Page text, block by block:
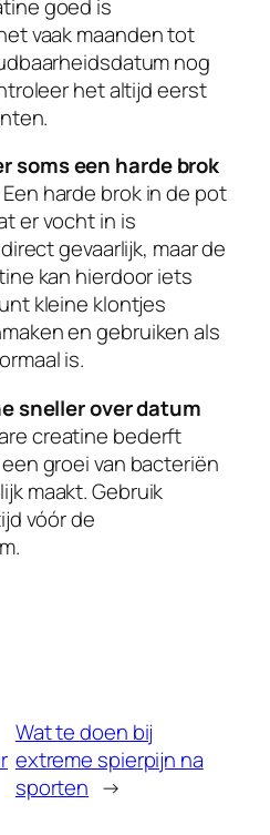
goed is
vaak maanden tot
nog
het altijd eerst
soms een harde brok
Een harde brok in de pot
er vocht in is
gevaarlijk, maar de
kan hierdoor iets
kleine klontjes
en gebruiken als
is.
sneller over datum
creatine bederft
groei van bacteriën
maakt. Gebruik
vóór de
Wat te doen bij
extreme spierpijn na
sporten →